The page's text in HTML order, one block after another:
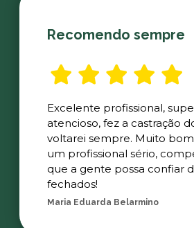
Recomendo sempre
Excelente profissional,
atencioso, fez a castração
voltarei sempre. Muito
um profissional sério,
que a gente possa confiar
fechados!
Maria Eduarda Belarmino